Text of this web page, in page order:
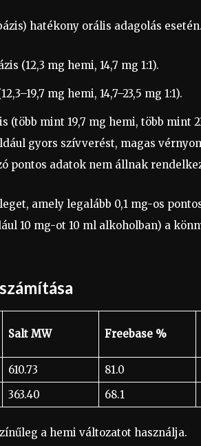
hatékony orális adagolás esetén.
(12,3 mg hemi, 14,7 mg 1:1).
mg hemi, 14,7–23,5 mg 1:1).
(több mint 19,7 mg hemi, több mint
gyors szívverést, magas
pontos adatok nem állnak
amely legalább 0,1 mg-os
10 mg-ot 10 ml alkoholban) a
Salt MW Freebase %
610.73 81.0
363.40 68.1
a hemi változatot használja.